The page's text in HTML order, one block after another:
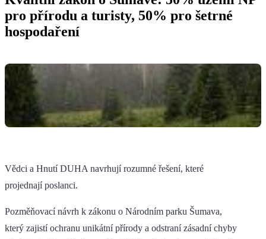
pro přírodu a turisty, 50% pro šetrné
hospodaření
Vědci a Hnutí DUHA navrhují rozumné řešení, které
projednají poslanci.
Pozměňovací návrh k zákonu o Národním parku Šumava,
který zajistí ochranu unikátní přírody a odstraní zásadní chyby